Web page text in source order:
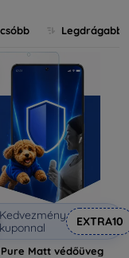
Legdrágabb
Kedvezmény
kuponnal
EXTRA10
Matt védőüveg